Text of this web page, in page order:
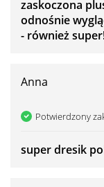
zaskoczona
odnośnie
- również
Anna
Potwierdzony
super dresik